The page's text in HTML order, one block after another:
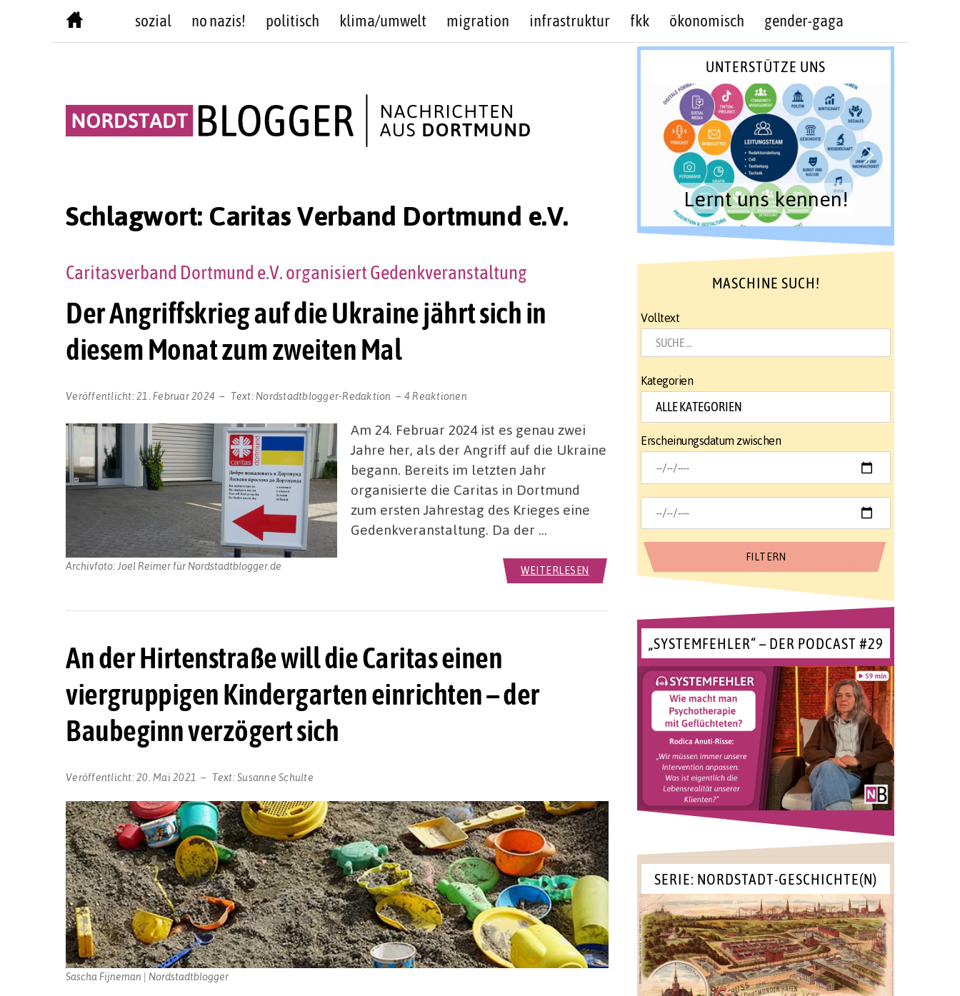
sozial no nazis! politisch klima/umwelt migration infrastruktur fkk ökonomisch gender-gaga
Schlagwort: Caritas Verband Dortmund e.V.
Der Angriffskrieg auf die Ukraine jährt sich in
diesem Monat zum zweiten Mal
Caritasverband Dortmund e.V. organisiert Gedenkveranstaltung
Veröffentlicht:21. Februar 2024 Text: Nordstadtblogger-Redaktion 4 Reaktionen
Archivfoto: Joel Reimer für Nordstadtblogger.de
Am 24. Februar 2024 ist es genau zwei
Jahre her, als der Angriff auf die Ukraine
begann. Bereits im letzten Jahr
organisierte die Caritas in Dortmund
zum ersten Jahrestag des Krieges eine
Gedenkveranstaltung. Da der …
WEITERLESEN
An der Hirtenstraße will die Caritas einen
viergruppigen Kindergarten einrichten – der
Baubeginn verzögert sich
Veröffentlicht:20. Mai 2021 Text:Susanne Schulte
Sascha Fijneman | Nordstadtblogger
UNTERSTÜTZE UNS
Lernt uns kennen!
MASCHINE SUCH!
Volltext
Kategorien
Erscheinungsdatum zwischen
„SYSTEMFEHLER“ – DER PODCAST #29
SERIE: NORDSTADT-GESCHICHTE(N)